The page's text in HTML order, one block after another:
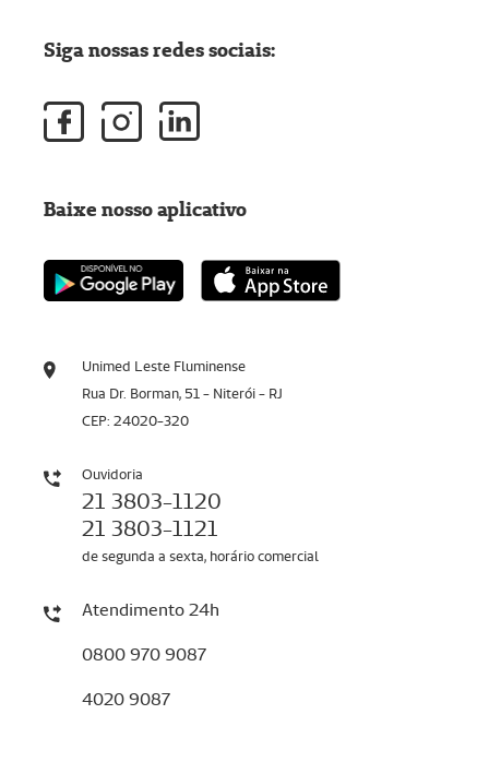
Unimed Leste Fluminense
Rua Dr. Borman, 51 - Niterói - RJ
CEP: 24020-320
Ouvidoria
21 3803-1120
21 3803-1121
de segunda a sexta, horário comercial
Atendimento 24h
0800 970 9087
4020 9087
Siga nossas redes sociais:
Baixe nosso aplicativo